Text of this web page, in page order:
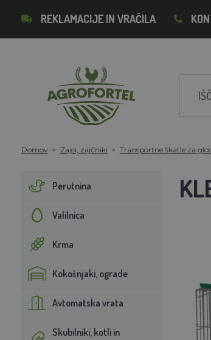
REKLAMACIJE IN VRAČILA
Domov Zajci, zajčniki Transportne škatle za
Perutnina
Valilnica
Krma
Kokošnjaki, ograde
Avtomatska vrata
Skubilniki, kotli in